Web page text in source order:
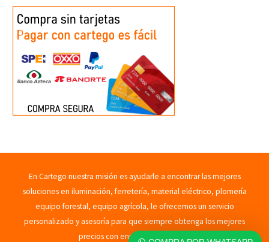
En Cartego nuestra misión es ayudarle a encontrar las mejores
soluciones en iluminación, ferretería, material eléctrico, plomería
equipo forestal, equipo agrícola, le ofrecemos un servicio
personalizado y asesoría para que siempre obtenga los mejores
precios con envíos rápidos. 2023